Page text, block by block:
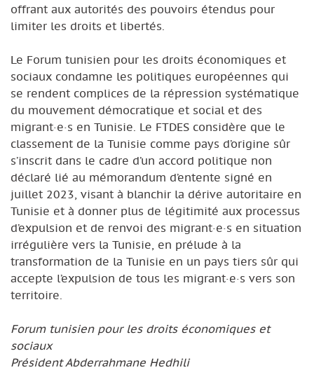
offrant aux autorités des pouvoirs étendus pour
limiter les droits et libertés.
Le Forum tunisien pour les droits économiques et
sociaux condamne les politiques européennes qui
se rendent complices de la répression systématique
du mouvement démocratique et social et des
migrant·e·s en Tunisie. Le FTDES considère que le
classement de la Tunisie comme pays d’origine sûr
s’inscrit dans le cadre d’un accord politique non
déclaré lié au mémorandum d’entente signé en
juillet 2023, visant à blanchir la dérive autoritaire en
Tunisie et à donner plus de légitimité aux processus
d’expulsion et de renvoi des migrant·e·s en situation
irrégulière vers la Tunisie, en prélude à la
transformation de la Tunisie en un pays tiers sûr qui
accepte l’expulsion de tous les migrant·e·s vers son
territoire.
Forum tunisien pour les droits économiques et
sociaux
Président Abderrahmane Hedhili